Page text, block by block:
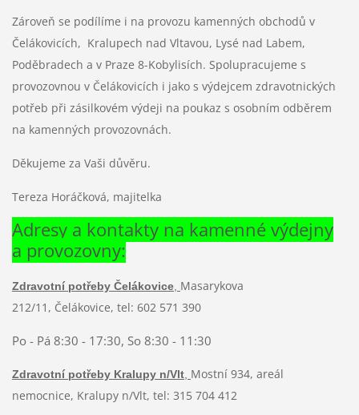
Zároveň se podílíme i na provozu kamenných obchodů v
Čelákovicích, Kralupech nad Vltavou, Lysé nad Labem,
Poděbradech a v Praze 8-Kobylisích. Spolupracujeme s
provozovnou v Čelákovicích i jako s výdejcem zdravotnických
potřeb při zásilkovém výdeji na poukaz s osobním odběrem
na kamenných provozovnách.
Děkujeme za Vaši důvěru.
Tereza Horáčková, majitelka
Adresy a kontakty na kamenné výdejny
a provozovny:
Zdravotní potřeby Čelákovice, Masarykova
212/11, Čelákovice, tel: 602 571 390
Po - Pá 8:30 - 17:30, So 8:30 - 11:30
Zdravotní potřeby Kralupy n/Vlt, Mostní 934, areál
nemocnice, Kralupy n/Vlt, tel: 315 704 412